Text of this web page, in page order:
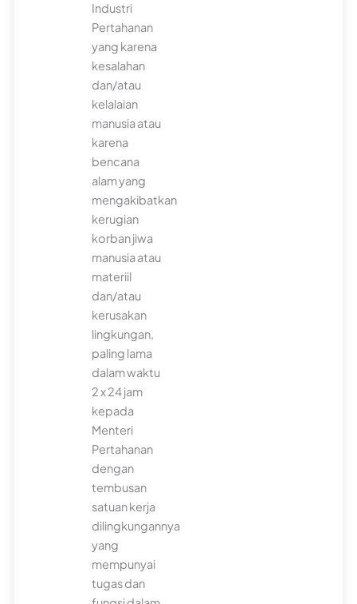
Industri
Pertahanan
yang karena
kesalahan
dan/atau
kelalaian
manusia atau
karena
bencana
alam yang
mengakibatkan
kerugian
korban jiwa
manusia atau
materiil
dan/atau
kerusakan
lingkungan,
paling lama
dalam waktu
2 x 24 jam
kepada
Menteri
Pertahanan
dengan
tembusan
satuan kerja
dilingkungannya
yang
mempunyai
tugas dan